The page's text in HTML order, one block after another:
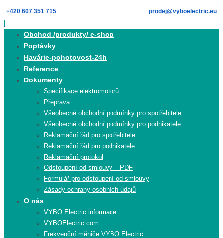
Skip
to
content
+420 607 351 715 prodej@vyboelectric.eu
Obchod /produkty/ e-shop
Poptávky
Havárie-pohotovost-24h
Reference
Dokumenty
Specifikace elektromotorů
Přeprava
Všeobecné obchodní podmínky pro spotřebitele
Všeobecné obchodní podmínky pro podnikatele
Reklamační řád pro spotřebitele
Reklamační řád pro podnikatele
Reklamační protokol
Odstoupení od smlouvy – PDF
Formulář pro odstoupení od smlouvy
Zásady ochrany osobních údajů
O nás
VYBO Electric informace
VYBOElectric.com
Frekvenční měniče VYBO Electric